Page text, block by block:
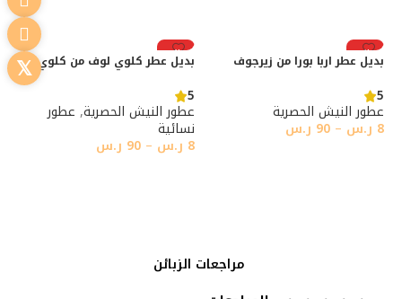
رائج
بديل عطر اربا بورا من زيرجوف
5
عطور النيش الحصرية
8 ر.س –
90 ر.س
رائج
بديل عطر كلوي لوف من كلوي
5
عطور النيش الحصرية, عطور
نسائية
8 ر.س –
90 ر.س
مراجعات الزبائن